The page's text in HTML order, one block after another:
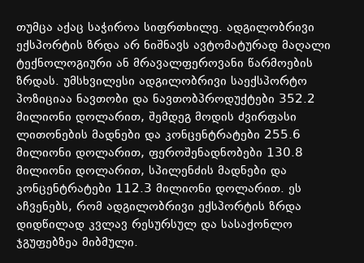
თუმცა აქაც საჭიროა სიფრთხილე. ადგილობრივი
ექსპორტის ზრდა არ ნიშნავს ავტომატურად მაღალი
ტექნოლოგიური ან მრავალფეროვანი წარმოების
ზრდას. უმსხვილესი ადგილობრივი საექსპორტო
პოზიციაა ნავთობი და ნავთობპროდუქტები 352.2
მილიონი დოლარით, შემდეგ მოდის ძვირფასი
ლითონების მადნები და კონცენტრატები 255.6
მილიონი დოლარით, ფეროშენადნობები 130.8
მილიონი დოლარით, სპილენძის მადნები და
კონცენტრატები 112.3 მილიონი დოლარით. ეს
აჩვენებს, რომ ადგილობრივი ექსპორტის ზრდა
დიდწილად კვლავ რესურსულ და სასაქონლო
ჯგუფებზეა მიბმული.